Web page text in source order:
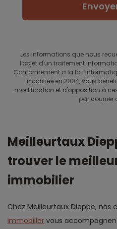
Les informations que nous
l'objet d'un traitement
Conformément à la loi
modifiée en 2004, vous
modification et d'opposition à
par courrier
Meilleurtaux
trouver le
immobilier
Chez Meilleurtaux Dieppe, nos
immobilier vous